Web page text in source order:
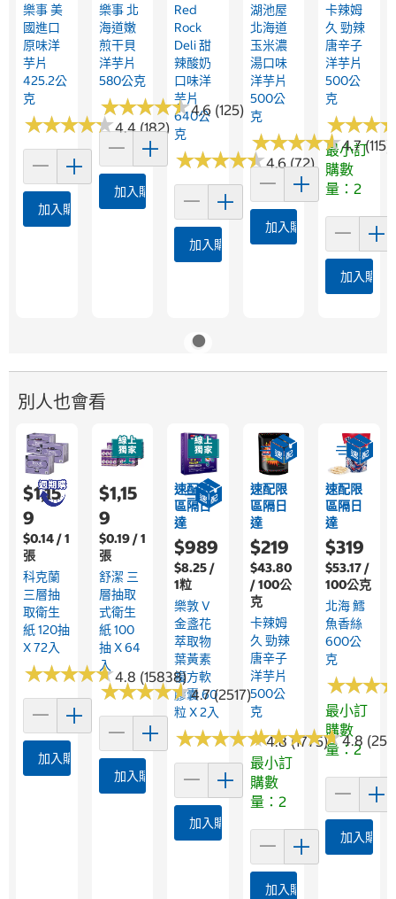
樂事 美
國進口
原味洋
芋片
425.2公
克
★★★★★
★★★★★4.4 (182)
加入購物車
樂事 北
海道嫩
煎干貝
洋芋片
580公克
★★★★★
★★★★★4.6 (125)
加入購物車
Red
Rock
Deli 甜
辣酸奶
口味洋
芋片
640公
克
★★★★★
★★★★★4.6 (72)
加入購物車
湖池屋
北海道
玉米濃
湯口味
洋芋片
500公
克
★★★★★
★★★★★4.7 (115)
加入購物車
卡辣姆
久 勁辣
唐辛子
洋芋片
500公
克
★★★
★★★
最小訂
購數
量：2
加入購物
別人也會看
$1,15
9
$0.14 / 1
張
科克蘭
三層抽
取衛生
紙 120抽
X 72入
★★★★★
★★★★★4.8 (15838)
加入購物車
$1,15
9
$0.19 / 1
張
舒潔 三
層抽取
式衛生
紙 100
抽 X 64
入
★★★★★
★★★★★4.7 (2517)
加入購物車
速配限
區隔日
達
$989
$8.25 /
1粒
樂敦 V
金盞花
萃取物
葉黃素
複方軟
膠囊 60
粒 X 2入
★★★★★
★★★★★4.8 (1775)
加入購物車
速配限
區隔日
達
$219
$43.80
/ 100公
克
卡辣姆
久 勁辣
唐辛子
洋芋片
500公
克
★★★★★
★★★★★4.8
最小訂
購數
量：2
加入購物車
速配限
區隔日
達
$319
$53.17 /
100公克
北海 鱈
魚香絲
600公
克
★★★
★★★
最小訂
購數
量：2
加入購物